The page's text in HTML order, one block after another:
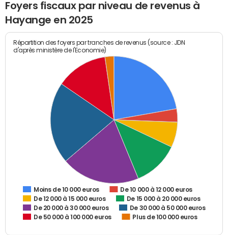
Foyers fiscaux par niveau de revenus à
Hayange en 2025
Répartition des foyers par tranches de revenus (source : JDN
d'après ministère de l'Economie)
Moins de 10 000 euros
De 10 000 à 12 000 euros
De 12 000 à 15 000 euros
De 15 000 à 20 000 euros
De 20 000 à 30 000 euros
De 30 000 à 50 000 euros
De 50 000 à 100 000 euros
Plus de 100 000 euros